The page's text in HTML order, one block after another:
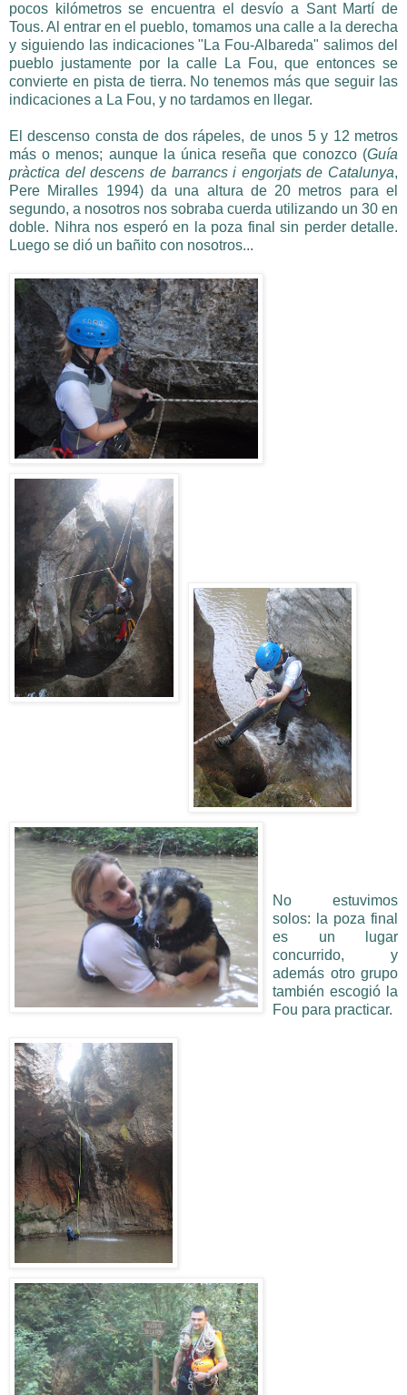
pocos kilómetros se encuentra el desvío a Sant Martí de
Tous. Al entrar en el pueblo, tomamos una calle a la derecha
y siguiendo las indicaciones "La Fou-Albareda" salimos del
pueblo justamente por la calle La Fou, que entonces se
convierte en pista de tierra. No tenemos más que seguir las
indicaciones a La Fou, y no tardamos en llegar.
El descenso consta de dos rápeles, de unos 5 y 12 metros
más o menos; aunque la única reseña que conozco (Guía
pràctica del descens de barrancs i engorjats de Catalunya,
Pere Miralles 1994) da una altura de 20 metros para el
segundo, a nosotros nos sobraba cuerda utilizando un 30 en
doble. Nihra nos esperó en la poza final sin perder detalle.
Luego se dió un bañito con nosotros...
No estuvimos
solos: la poza final
es un lugar
concurrido, y
además otro grupo
también escogió la
Fou para practicar.